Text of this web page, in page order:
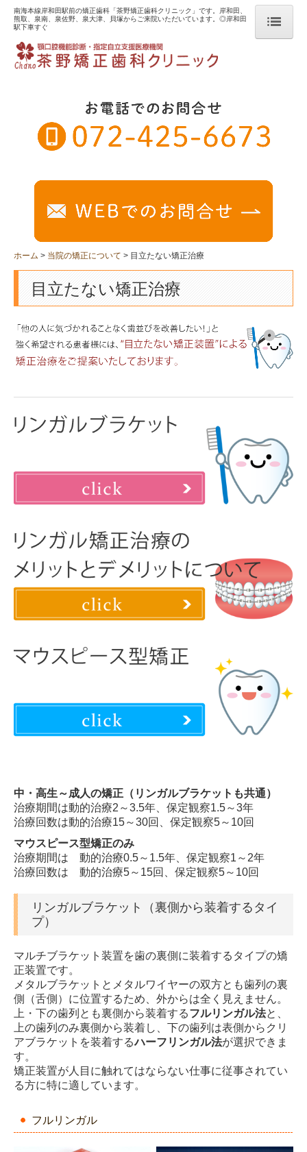
ホーム
中・高生~成人の矯正
不正咬合の種類
治療の流れ
治療料金について
医院のご案内
アクセス・診療時間
お問い合わせ
南海本線岸和田駅前の矯正歯科「茶野矯正歯科クリニック」です。岸和田、
熊取、泉南、泉佐野、泉大津、貝塚からご来院いただいています。◎岸和田
駅下車すぐ
ホーム 当院の矯正について 目立たない矯正治療
目立たない矯正治療
中・高生～成人の矯正（リンガルブラケットも共通）
治療期間は動的治療2～3.5年、保定観察1.5～3年
治療回数は動的治療15～30回、保定観察5～10回
マウスピース型矯正のみ
治療期間は 動的治療0.5～1.5年、保定観察1～2年
治療回数は 動的治療5～15回、保定観察5～10回
リンガルブラケット（裏側から装着するタイ
プ）
マルチブラケット装置を歯の裏側に装着するタイプの矯
正装置です。
メタルブラケットとメタルワイヤーの双方とも歯列の裏
側（舌側）に位置するため、外からは全く見えません。
上・下の歯列とも裏側から装着するフルリンガル法と、
上の歯列のみ裏側から装着し、下の歯列は表側からクリ
アブラケットを装着するハーフリンガル法が選択できま
す。
矯正装置が人目に触れてはならない仕事に従事されてい
る方に特に適しています。
フルリンガル